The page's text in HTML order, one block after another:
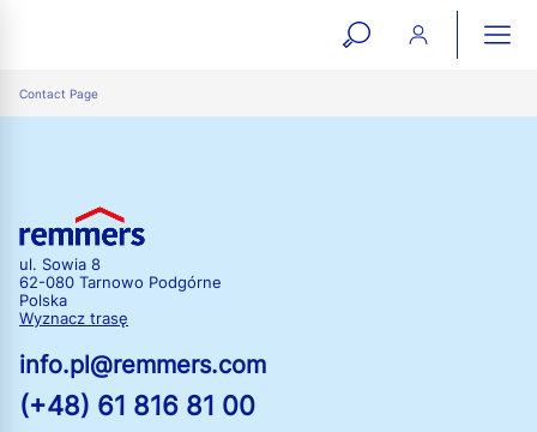
open
Contact Page
ul. Sowia 8
62-080 Tarnowo Podgórne
Polska
Wyznacz trasę
info.pl@remmers.com
(+48) 61 816 81 00